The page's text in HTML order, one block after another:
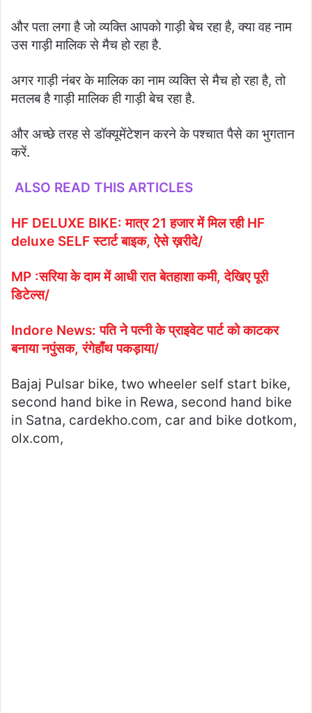
और पता लगा है जो व्यक्ति आपको गाड़ी बेच रहा है, क्या वह नाम
उस गाड़ी मालिक से मैच हो रहा है.
अगर गाड़ी नंबर के मालिक का नाम व्यक्ति से मैच हो रहा है, तो
मतलब है गाड़ी मालिक ही गाड़ी बेच रहा है.
और अच्छे तरह से डॉक्यूमेंटेशन करने के पश्चात पैसे का भुगतान
करें.
ALSO READ THIS ARTICLES
HF DELUXE BIKE: मात्र 21 हजार में मिल रही HF
deluxe SELF स्टार्ट बाइक, ऐसे ख़रीदे/
MP :सरिया के दाम में आधी रात बेतहाशा कमी, देखिए पूरी
डिटेल्स/
Indore News: पति ने पत्नी के प्राइवेट पार्ट को काटकर
बनाया नपुंसक, रंगेहाँथ पकड़ाया/
Bajaj Pulsar bike, two wheeler self start bike,
second hand bike in Rewa, second hand bike
in Satna, cardekho.com, car and bike dotkom,
olx.com,